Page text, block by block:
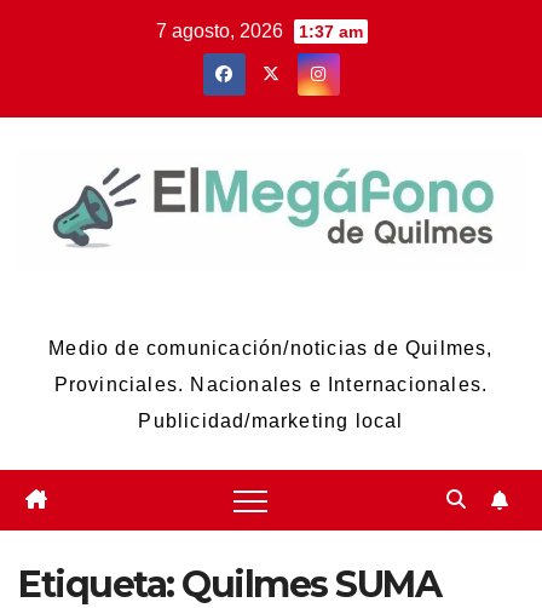
7 agosto, 2026 1:37 am
Medio de comunicación/noticias de Quilmes,
Provinciales. Nacionales e Internacionales.
Publicidad/marketing local
Etiqueta:Quilmes SUMA